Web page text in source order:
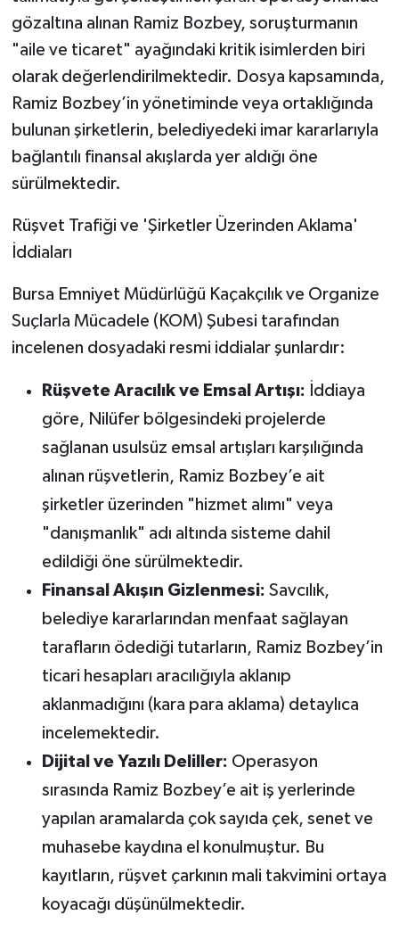
gözaltına alınan Ramiz Bozbey, soruşturmanın
"aile ve ticaret" ayağındaki kritik isimlerden biri
olarak değerlendirilmektedir. Dosya kapsamında,
Ramiz Bozbey’in yönetiminde veya ortaklığında
bulunan şirketlerin, belediyedeki imar kararlarıyla
bağlantılı finansal akışlarda yer aldığı öne
sürülmektedir.
Rüşvet Trafiği ve 'Şirketler Üzerinden Aklama'
İddiaları
Bursa Emniyet Müdürlüğü Kaçakçılık ve Organize
Suçlarla Mücadele (KOM) Şubesi tarafından
incelenen dosyadaki resmi iddialar şunlardır:
Rüşvete Aracılık ve Emsal Artışı: İddiaya
göre, Nilüfer bölgesindeki projelerde
sağlanan usulsüz emsal artışları karşılığında
alınan rüşvetlerin, Ramiz Bozbey’e ait
şirketler üzerinden "hizmet alımı" veya
"danışmanlık" adı altında sisteme dahil
edildiği öne sürülmektedir.
Finansal Akışın Gizlenmesi: Savcılık,
belediye kararlarından menfaat sağlayan
tarafların ödediği tutarların, Ramiz Bozbey’in
ticari hesapları aracılığıyla aklanıp
aklanmadığını (kara para aklama) detaylıca
incelemektedir.
Dijital ve Yazılı Deliller: Operasyon
sırasında Ramiz Bozbey’e ait iş yerlerinde
yapılan aramalarda çok sayıda çek, senet ve
muhasebe kaydına el konulmuştur. Bu
kayıtların, rüşvet çarkının mali takvimini ortaya
koyacağı düşünülmektedir.